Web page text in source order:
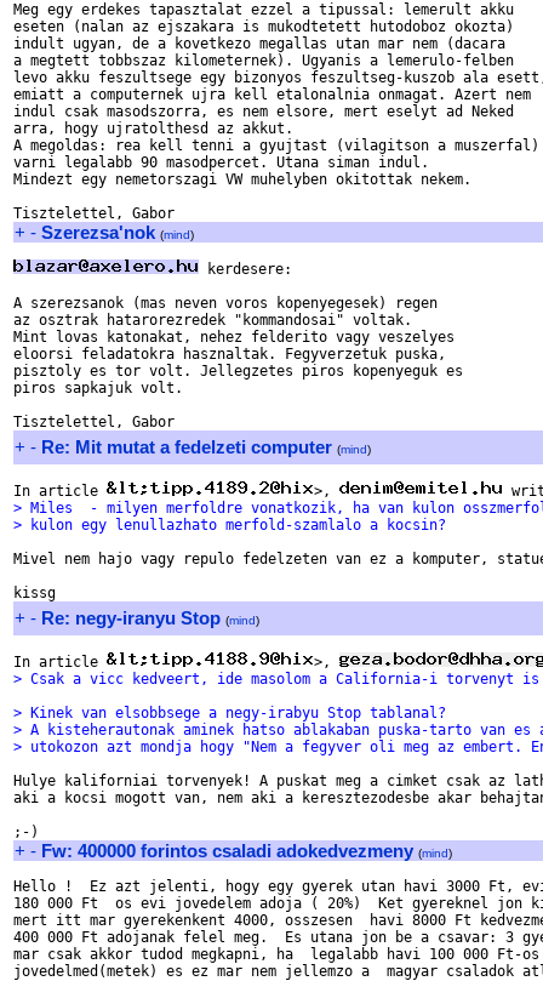
Meg egy erdekes tapasztalat ezzel a tipussal: lemerult akku
eseten (nalan az ejszakara is mukodtetett hutodoboz okozta)
indult ugyan, de a kovetkezo megallas utan mar nem (dacara
a megtett tobbszaz kilometernek). Ugyanis a lemerulo-felben
levo akku feszultsege egy bizonyos feszultseg-kuszob ala
emiatt a computernek ujra kell etalonalnia onmagat. Azert nem
indul csak masodszorra, es nem elsore, mert eselyt ad Neked
arra, hogy ujratolthesd az akkut.
A megoldas: rea kell tenni a gyujtast (vilagitson a muszerfal)
varni legalabb 90 masodpercet. Utana siman indul.
Mindezt egy nemetorszagi VW muhelyben okitottak nekem.
+ - Szerezsa'nok (mind)
kerdesere:
A szerezsanok (mas neven voros kopenyegesek) regen
az osztrak hatarorezredek "kommandosai" voltak.
Mint lovas katonakat, nehez felderito vagy veszelyes
eloorsi feladatokra hasznaltak. Fegyverzetuk puska,
pisztoly es tor volt. Jellegzetes piros kopenyeguk es
piros sapkajuk volt.
+ - Re: Mit mutat a fedelzeti computer (mind)
In article
>,
> Miles  - milyen merfoldre vonatkozik, ha van kulon
> kulon egy lenullazhato merfold-szamlalo a kocsin?
Mivel nem hajo vagy repulo fedelzeten van ez a komputer,
+ - Re: negy-iranyu Stop (mind)
In article
>,
> Csak a vicc kedveert, ide masolom a California-i torvenyt
> Kinek van elsobbsege a negy-irabyu Stop tablanal?
> A kisteherautonak aminek hatso ablakaban puska-tarto van
> utokozon azt mondja hogy "Nem a fegyver oli meg az embert.
Hulye kaliforniai torvenyek! A puskat meg a cimket csak az
aki a kocsi mogott van, nem aki a keresztezodesbe akar
+ - Fw: 400000 forintos csaladi adokedvezmeny (mind)
Hello !  Ez azt jelenti, hogy egy gyerek utan havi 3000 Ft,
180 000 Ft  os evi jovedelem adoja ( 20%)  Ket gyereknel jon
mert itt mar gyerekenkent 4000, osszesen  havi 8000 Ft
400 000 Ft adojanak felel meg.  Es utana jon be a csavar: 3
mar csak akkor tudod megkapni, ha  legalabb havi 100 000 Ft-
jovedelmed(metek) es ez mar nem jellemzo a  magyar csaladok